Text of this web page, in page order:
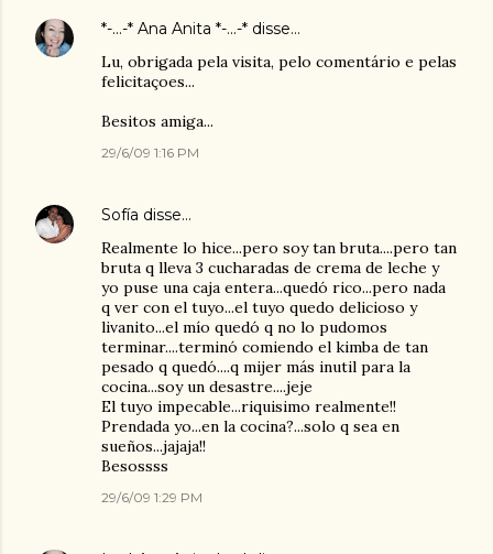
*-...-* Ana Anita *-...-* disse…
Lu, obrigada pela visita, pelo comentário e pelas
felicitaçoes...
Besitos amiga...
29/6/09 1:16 PM
Sofía disse…
Realmente lo hice...pero soy tan bruta....pero tan
bruta q lleva 3 cucharadas de crema de leche y
yo puse una caja entera...quedó rico...pero nada
q ver con el tuyo...el tuyo quedo delicioso y
livanito...el mío quedó q no lo pudomos
terminar....terminó comiendo el kimba de tan
pesado q quedó....q mijer más inutil para la
cocina...soy un desastre....jeje
El tuyo impecable...riquisimo realmente!!
Prendada yo...en la cocina?...solo q sea en
sueños...jajaja!!
Besossss
29/6/09 1:29 PM